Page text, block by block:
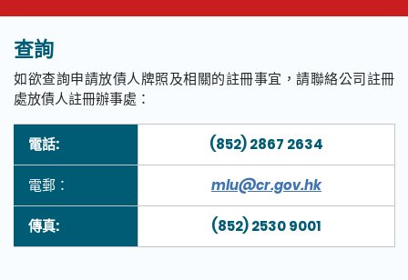
這個頁面的主要內容
查詢
如欲查詢申請放債人牌照及相關的註冊事宜，請聯絡公司註冊
處放債人註冊辦事處：
description of col 1 description of col 2
電話: (852) 2867 2634
電郵： mlu@cr.gov.hk
傳真: (852) 2530 9001